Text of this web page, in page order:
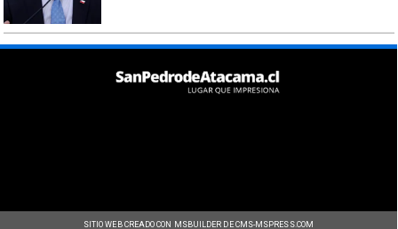
SITIO WEB CREADO CON MSBUILDER DE CMS-MSPRESS.COM